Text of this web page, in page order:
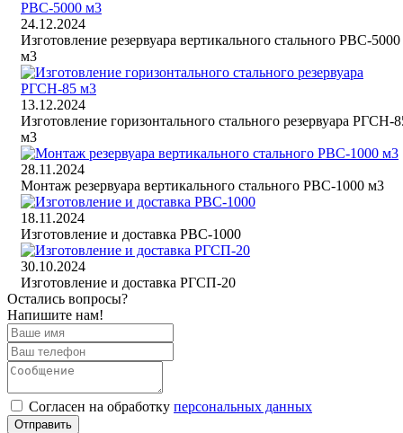
24.12.2024
Изготовление резервуара вертикального стального РВС-5000
м3
13.12.2024
Изготовление горизонтального стального резервуара РГСН-
м3
28.11.2024
Монтаж резервуара вертикального стального РВС-1000 м3
18.11.2024
Изготовление и доставка РВС-1000
30.10.2024
Изготовление и доставка РГСП-20
Остались вопросы?
Напишите нам!
Cогласен на обработку персональных данных
Отправить